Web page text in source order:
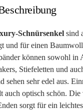
Schnürsenkel sind
und für einen
können sowohl in
Stiefeletten und
sehen sehr edel aus.
auch optisch schön. Die
sorgt für ein